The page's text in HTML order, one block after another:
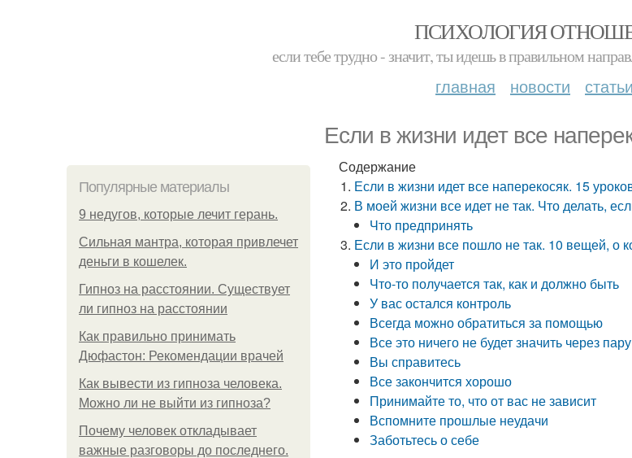
ПСИХОЛОГИЯ
если тебе трудно - значит, ты идешь в правильном
главная новости статьи
Если в жизни идет все
Популярные материалы
9 недугов, которые лечит герань.
Сильная мантра, которая привлечет
деньги в кошелек.
Гипноз на расстоянии. Существует
ли гипноз на расстоянии
Как правильно принимать
Дюфастон: Рекомендации врачей
Как вывести из гипноза человека.
Можно ли не выйти из гипноза?
Почему человек откладывает
важные разговоры до последнего.
Содержание
Если в жизни идет все наперекосяк. 15
В моей жизни все идет не так. Что делать,
Что предпринять
Если в жизни все пошло не так. 10 вещей, о
И это пройдет
Что-то получается так, как и должно быть
У вас остался контроль
Всегда можно обратиться за помощью
Все это ничего не будет значить через
Вы справитесь
Все закончится хорошо
Принимайте то, что от вас не зависит
Вспомните прошлые неудачи
Заботьтесь о себе